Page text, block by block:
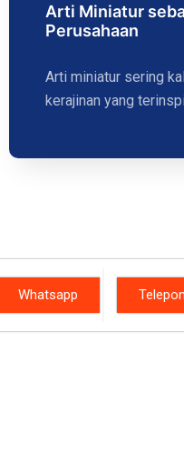
Arti Miniatur
Perusahaan
Arti miniatur sering
kerajinan yang
Whatsapp Telepon